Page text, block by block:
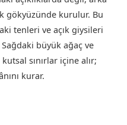
gökyüzünde kurulur. Bu
tenleri ve açık giysileri
büyük ağaç ve
sınırlar içine alır;
kurar.